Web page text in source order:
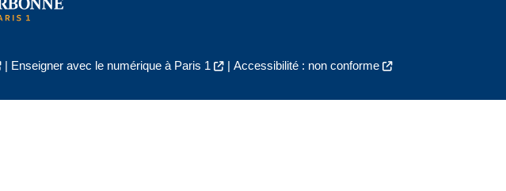
| Enseigner avec le numérique à Paris 1 | Accessibilité : non conforme